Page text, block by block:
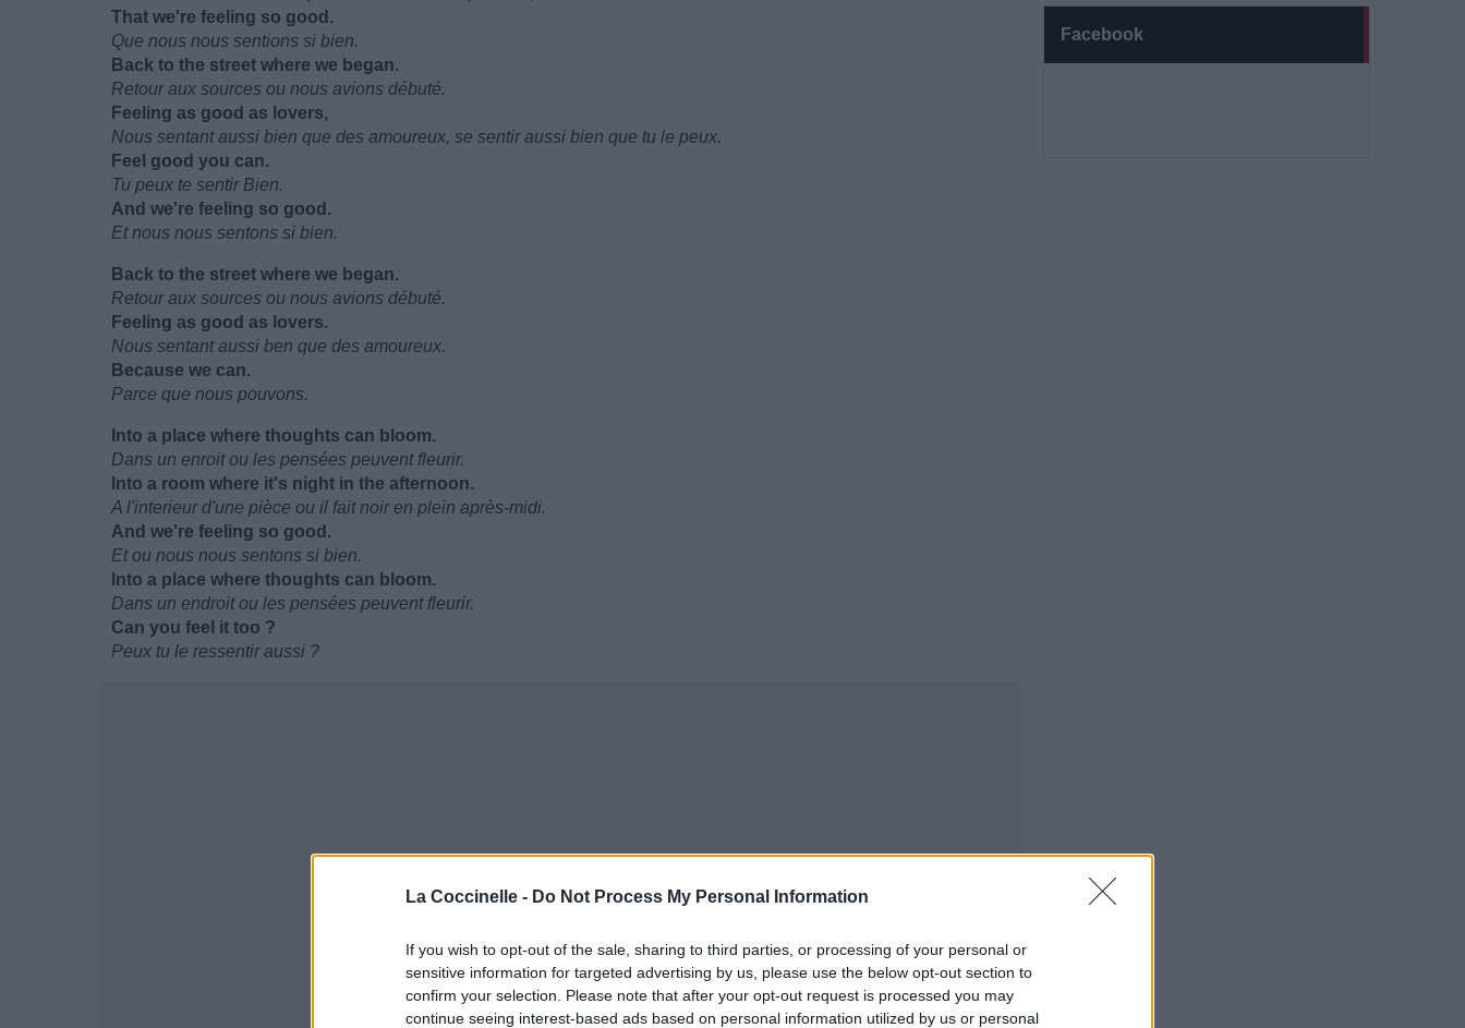
La Coccinelle - Do Not Process My Personal Information
If you wish to opt-out of the sale, sharing to third parties, or processing of your personal or
sensitive information for targeted advertising by us, please use the below opt-out section to
confirm your selection. Please note that after your opt-out request is processed you may
continue seeing interest-based ads based on personal information utilized by us or personal
Facebook
That we're feeling so good.
Que nous nous sentions si bien.
Back to the street where we began.
Retour aux sources ou nous avions débuté.
Feeling as good as lovers,
Nous sentant aussi bien que des amoureux, se sentir aussi bien que tu le peux.
Feel good you can.
Tu peux te sentir Bien.
And we're feeling so good.
Et nous nous sentons si bien.
Back to the street where we began.
Retour aux sources ou nous avions débuté.
Feeling as good as lovers.
Nous sentant aussi ben que des amoureux.
Because we can.
Parce que nous pouvons.
Into a place where thoughts can bloom.
Dans un enroit ou les pensées peuvent fleurir.
Into a room where it's night in the afternoon.
A l'interieur d'une pièce ou il fait noir en plein après-midi.
And we're feeling so good.
Et ou nous nous sentons si bien.
Into a place where thoughts can bloom.
Dans un endroit ou les pensées peuvent fleurir.
Can you feel it too ?
Peux tu le ressentir aussi ?